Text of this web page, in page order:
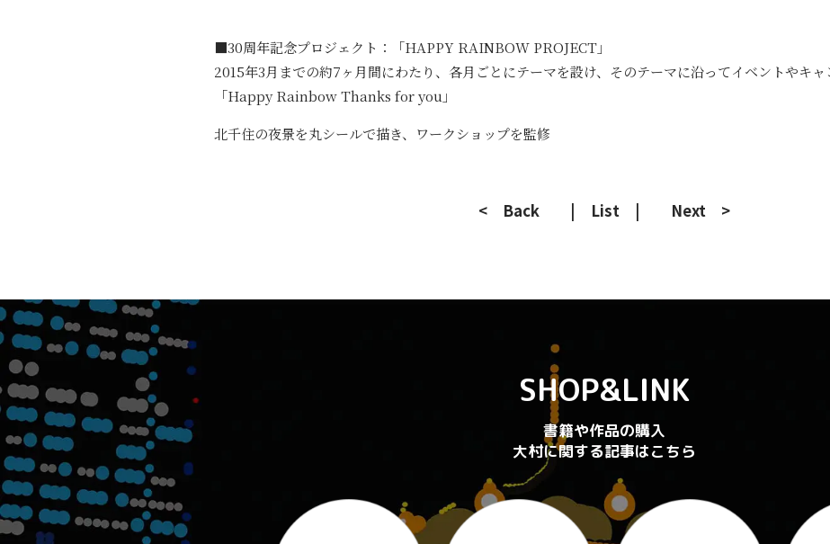
■30周年記念プロジェクト：「HAPPY RAINBOW PROJECT」
2015年3月までの約7ヶ月間にわたり、各月ごとにテーマを設け、そのテーマに沿ってイベントやキ
「Happy Rainbow Thanks for you」
北千住の夜景を丸シールで描き、ワークショップを監修
< Back | List | Next >
SHOP&LINK
書籍や作品の購入
大村に関する記事はこちら